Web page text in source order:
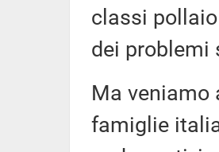
classi
dei problemi
Ma veniamo
famiglie